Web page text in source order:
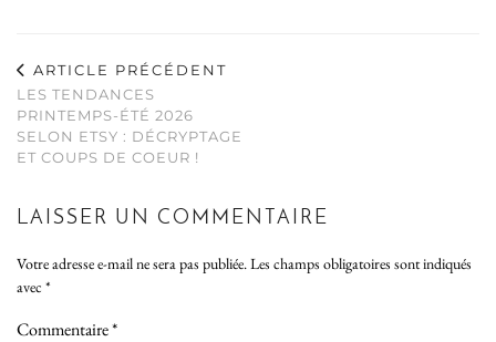
ARTICLE PRÉCÉDENT
LES TENDANCES
PRINTEMPS-ÉTÉ 2026
SELON ETSY : DÉCRYPTAGE
ET COUPS DE COEUR !
LAISSER UN COMMENTAIRE
Votre adresse e-mail ne sera pas publiée.Les champs obligatoires sont indiqués
avec *
Commentaire*